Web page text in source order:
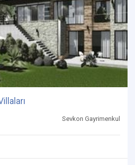
Sevkon Gayrimenkul